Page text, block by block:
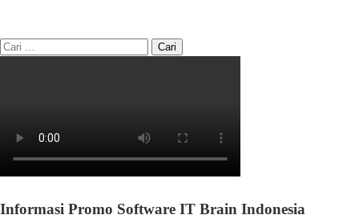
Informasi Promo Software IT Brain Indonesia